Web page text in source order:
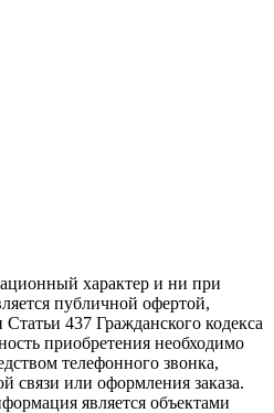
характер и ни при
публичной офертой,
437 Гражданского кодекса
приобретения необходимо
телефонного звонка,
связи или оформления заказа.
является объектами